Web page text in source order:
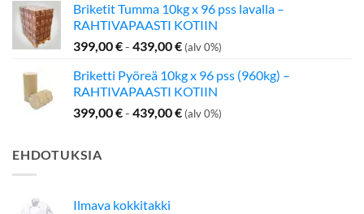
oli:
199,00 €.
on:
142,50 €.
Briketit Tumma 10kg x 96 pss lavalla –
RAHTIVAPAASTI KOTIIN
399,00€- 439,00€ (alv 0%)
Briketti Pyöreä 10kg x 96 pss (960kg) –
RAHTIVAPAASTI KOTIIN
399,00€- 439,00€ (alv 0%)
EHDOTUKSIA
Ilmava kokkitakki